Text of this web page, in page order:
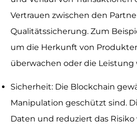
Vertrauen zwischen den
Qualitätssicherung. Zum
um die Herkunft von
überwachen oder die
Sicherheit: Die Blockchain
Manipulation geschützt sind.
Daten und reduziert das